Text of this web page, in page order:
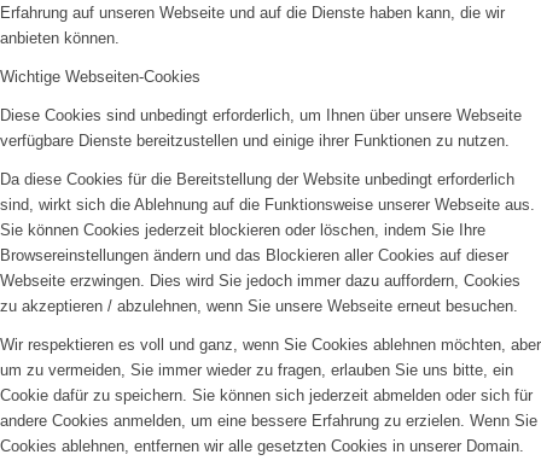
Erfahrung auf unseren Webseite und auf die Dienste haben kann, die wir
anbieten können.
Wichtige Webseiten-Cookies
Diese Cookies sind unbedingt erforderlich, um Ihnen über unsere Webseite
verfügbare Dienste bereitzustellen und einige ihrer Funktionen zu nutzen.
Da diese Cookies für die Bereitstellung der Website unbedingt erforderlich
sind, wirkt sich die Ablehnung auf die Funktionsweise unserer Webseite aus.
Sie können Cookies jederzeit blockieren oder löschen, indem Sie Ihre
Browsereinstellungen ändern und das Blockieren aller Cookies auf dieser
Webseite erzwingen. Dies wird Sie jedoch immer dazu auffordern, Cookies
zu akzeptieren / abzulehnen, wenn Sie unsere Webseite erneut besuchen.
Wir respektieren es voll und ganz, wenn Sie Cookies ablehnen möchten, aber
um zu vermeiden, Sie immer wieder zu fragen, erlauben Sie uns bitte, ein
Cookie dafür zu speichern. Sie können sich jederzeit abmelden oder sich für
andere Cookies anmelden, um eine bessere Erfahrung zu erzielen. Wenn Sie
Cookies ablehnen, entfernen wir alle gesetzten Cookies in unserer Domain.